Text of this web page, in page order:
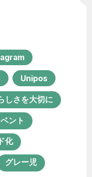
テム化
ーム支援
ポコ
ョン
Unipos
しさを大切に
ント
化
グレー児